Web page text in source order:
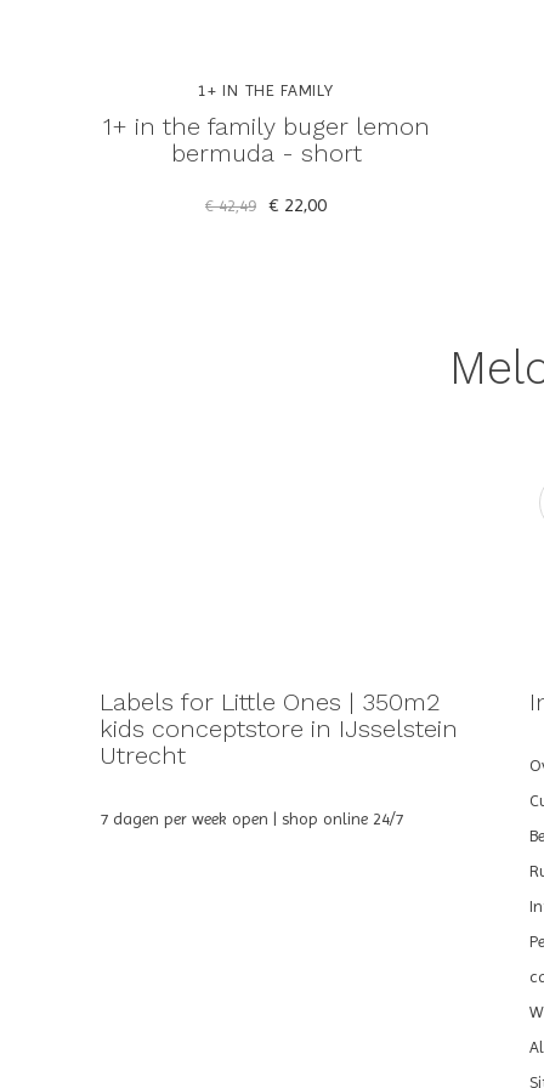
1+ IN THE FAMILY
1+ in the family buger lemon
bermuda - short
€ 42,49 € 22,00
Labels for Little Ones | 350m2
kids conceptstore in IJsselstein
Utrecht
7 dagen per week open | shop online 24/7